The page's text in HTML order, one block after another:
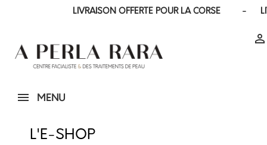
LIVRAISON OFFERTE POUR LA CORSE -

MENU
L'E-SHOP